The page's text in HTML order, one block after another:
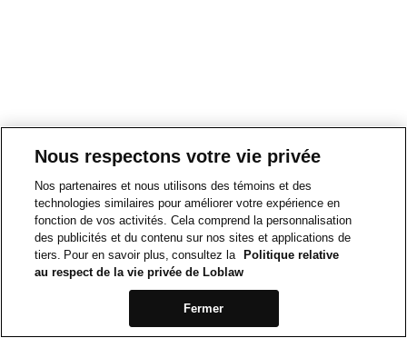
Nous respectons votre vie privée
Nos partenaires et nous utilisons des témoins et des
technologies similaires pour améliorer votre expérience en
fonction de vos activités. Cela comprend la personnalisation
des publicités et du contenu sur nos sites et applications de
tiers. Pour en savoir plus, consultez la
Politique relative
au respect de la vie privée de Loblaw
Fermer